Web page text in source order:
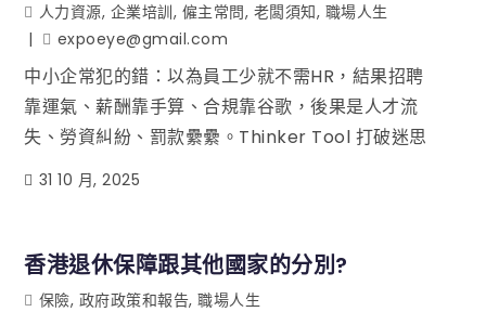
人力資源, 企業培訓, 僱主常問, 老闆須知, 職場人生
expoeye@gmail.com
中小企常犯的錯：以為員工少就不需HR，結果招聘
靠運氣、薪酬靠手算、合規靠谷歌，後果是人才流
失、勞資糾紛、罰款纍纍。Thinker Tool 打破迷思
31 10 月, 2025
香港退休保障跟其他國家的分別?
保險, 政府政策和報告,職場人生